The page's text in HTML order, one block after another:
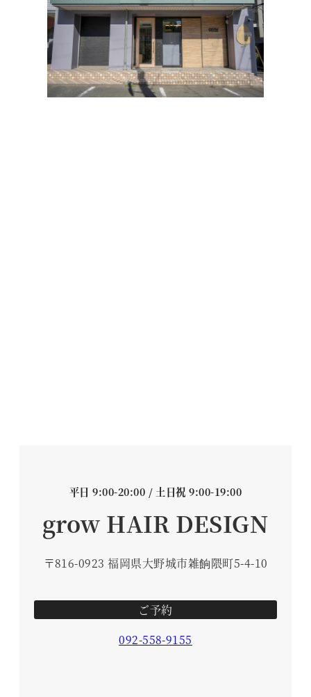
平日 9:00-20:00 / 土日祝 9:00-19:00
grow HAIR DESIGN
〒816-0923 福岡県大野城市雑餉隈町5-4-10
ご予約
092-558-9155